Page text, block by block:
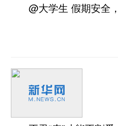
@大学生 假期安全